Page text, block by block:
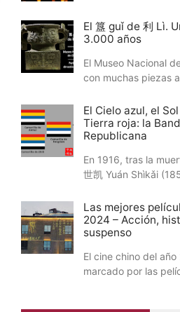
El 簋 guǐ de 利 Lì.
3.000 años
El Museo Nacional
con muchas piezas
El Cielo azul, el
Tierra roja: la
Republicana
En 1916, tras la
世凯 Yuán Shìkǎi
Las mejores
2024 – Acción,
suspenso
El cine chino del
marcado por las